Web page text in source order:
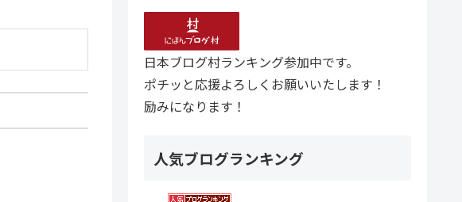
日本ブログ村ランキング参加中です。
ポチッと応援よろしくお願いいたします！
励みになります！
人気ブログランキング